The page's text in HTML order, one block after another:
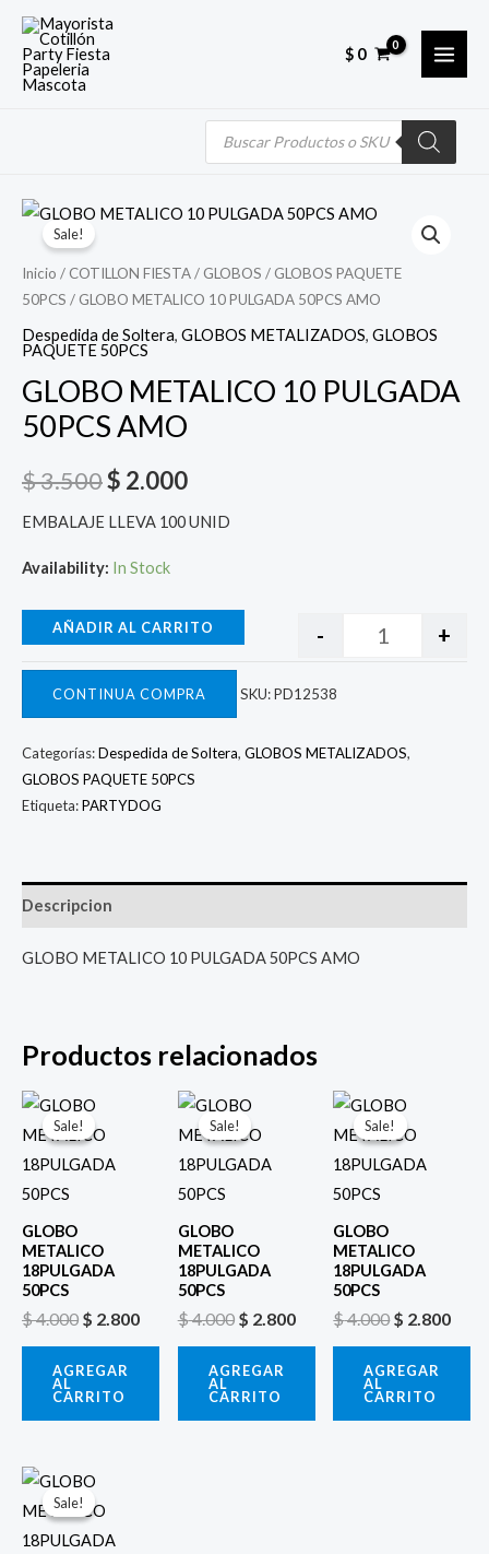
Skip
content
$0
Búsqueda
Sale!
Inicio / COTILLON FIESTA/ GLOBOS / GLOBOS PAQUETE
50PCS / GLOBO METALICO 10 PULGADA 50PCS AMO
Despedida de Soltera, GLOBOS METALIZADOS, GLOBOS
PAQUETE 50PCS
GLOBO METALICO 10 PULGADA
50PCS AMO
$3.500
El
precio
original
era:
$ 3.500.
$ 2.000
El
precio
actual
es:
$ 2.000.
EMBALAJE LLEVA 100 UNID
Availability: In Stock
- +
AÑADIR AL CARRITO
CONTINUA COMPRA SKU:PD12538
Categorías:Despedida de Soltera, GLOBOS METALIZADOS,
GLOBOS PAQUETE 50PCS
Etiqueta:PARTYDOG
Descripcion
GLOBO METALICO 10 PULGADA 50PCS AMO
Productos relacionados
Sale!
Sale!
GLOBO
METALICO
18PULGADA
50PCS
$4.000
El
precio
original
era:
$ 2.800
actual
$ 2.800.
AGREGAR
AL
CARRITO
Sale!
Sale!
GLOBO
METALICO
18PULGADA
50PCS
$4.000
El
precio
original
era:
$ 2.800
actual
$ 2.800.
AGREGAR
AL
CARRITO
Sale!
Sale!
GLOBO
METALICO
18PULGADA
50PCS
$4.000
El
precio
original
era:
$ 2.800
AGREGAR
AL
CARRITO
Sale!
Sale!
El
precio
original
era: